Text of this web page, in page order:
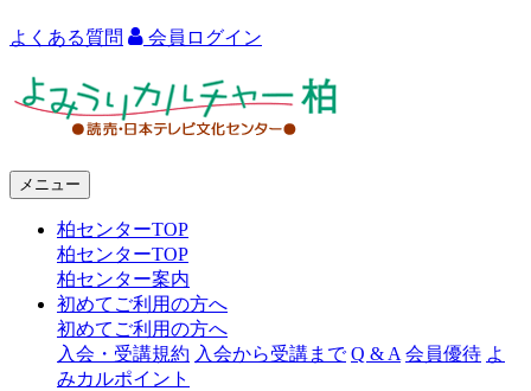
よくある質問 会員ログイン
ャ
メニュー
柏センターTOP
柏センターTOP
柏センター案内
初めてご利用の方へ
初めてご利用の方へ
入会・受講規約 入会から受講まで Q & A 会員優待 よ
みカルポイント